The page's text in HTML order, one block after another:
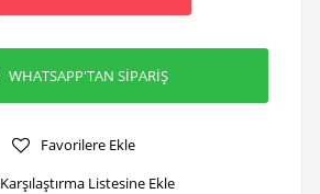
WHATSAPP'TAN SİPARİŞ
Favorilere Ekle
Karşılaştırma Listesine Ekle